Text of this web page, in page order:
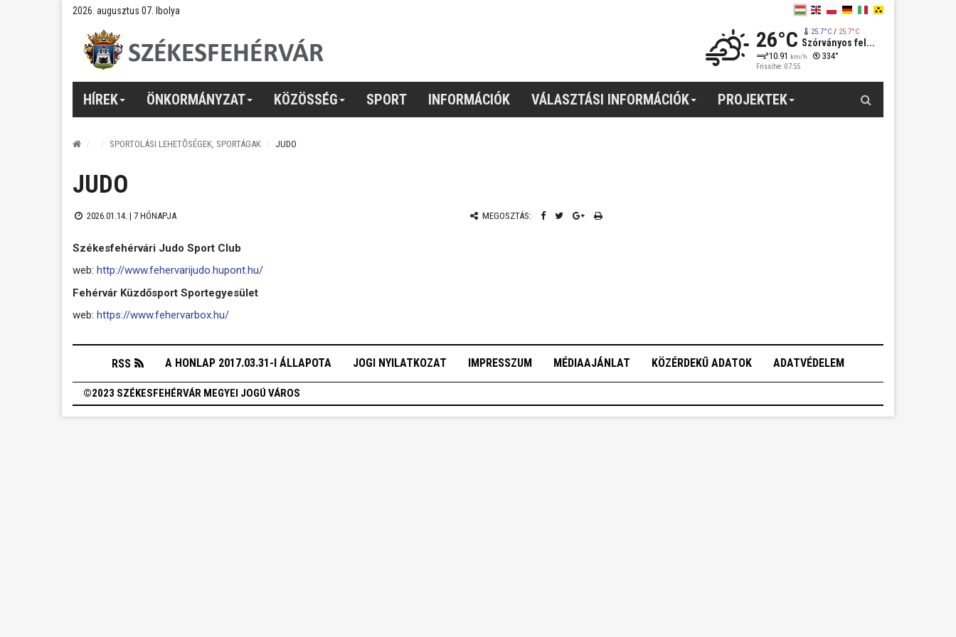
2026. augusztus 07. Ibolya
26°C 25.7°C/ 25.7°C
Szórványos fel...
10.91 km/h 334°
Frissítve: 07:55
HÍREK ÖNKORMÁNYZAT KÖZÖSSÉG SPORT INFORMÁCIÓK VÁLASZTÁSI INFORMÁCIÓK PROJEKTEK
SPORTOLÁSI LEHETŐSÉGEK, SPORTÁGAK JUDO
JUDO
2026.01.14. | 7 HÓNAPJA MEGOSZTÁS:
Székesfehérvári Judo Sport Club
web: http://www.fehervarijudo.hupont.hu/
Fehérvár Küzdősport Sportegyesület
web: https://www.fehervarbox.hu/
RSS A HONLAP 2017.03.31-I ÁLLAPOTA JOGI NYILATKOZAT IMPRESSZUM MÉDIAAJÁNLAT KÖZÉRDEKŰ ADATOK ADATVÉDELEM
©2023 SZÉKESFEHÉRVÁR MEGYEI JOGÚ VÁROS